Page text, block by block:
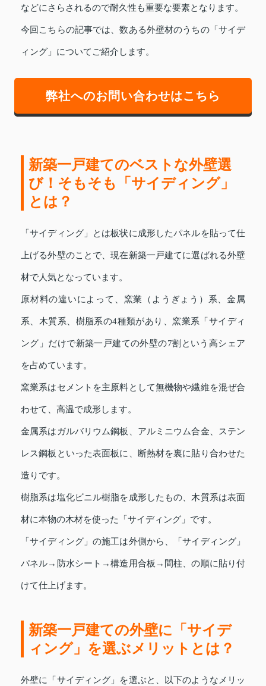
などにさらされるので耐久性も重要な要素となります。
今回こちらの記事では、数ある外壁材のうちの「サイデ
ィング」についてご紹介します。
弊社へのお問い合わせはこちら
新築一戸建てのベストな外壁選
び！そもそも「サイディング」
とは？
「サイディング」とは板状に成形したパネルを貼って仕
上げる外壁のことで、現在新築一戸建てに選ばれる外壁
材で人気となっています。
原材料の違いによって、窯業（ようぎょう）系、金属
系、木質系、樹脂系の4種類があり、窯業系「サイディ
ング」だけで新築一戸建ての外壁の7割という高シェア
を占めています。
窯業系はセメントを主原料として無機物や繊維を混ぜ合
わせて、高温で成形します。
金属系はガルバリウム鋼板、アルミニウム合金、ステン
レス鋼板といった表面板に、断熱材を裏に貼り合わせた
造りです。
樹脂系は塩化ビニル樹脂を成形したもの、木質系は表面
材に本物の木材を使った「サイディング」です。
「サイディング」の施工は外側から、「サイディング」
パネル→防水シート→構造用合板→間柱、の順に貼り付
けて仕上げます。
新築一戸建ての外壁に「サイデ
ィング」を選ぶメリットとは？
外壁に「サイディング」を選ぶと、以下のようなメリッ